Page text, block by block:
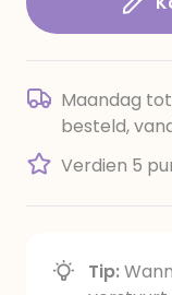
Maandag
besteld,
Verdien 5
Tip: